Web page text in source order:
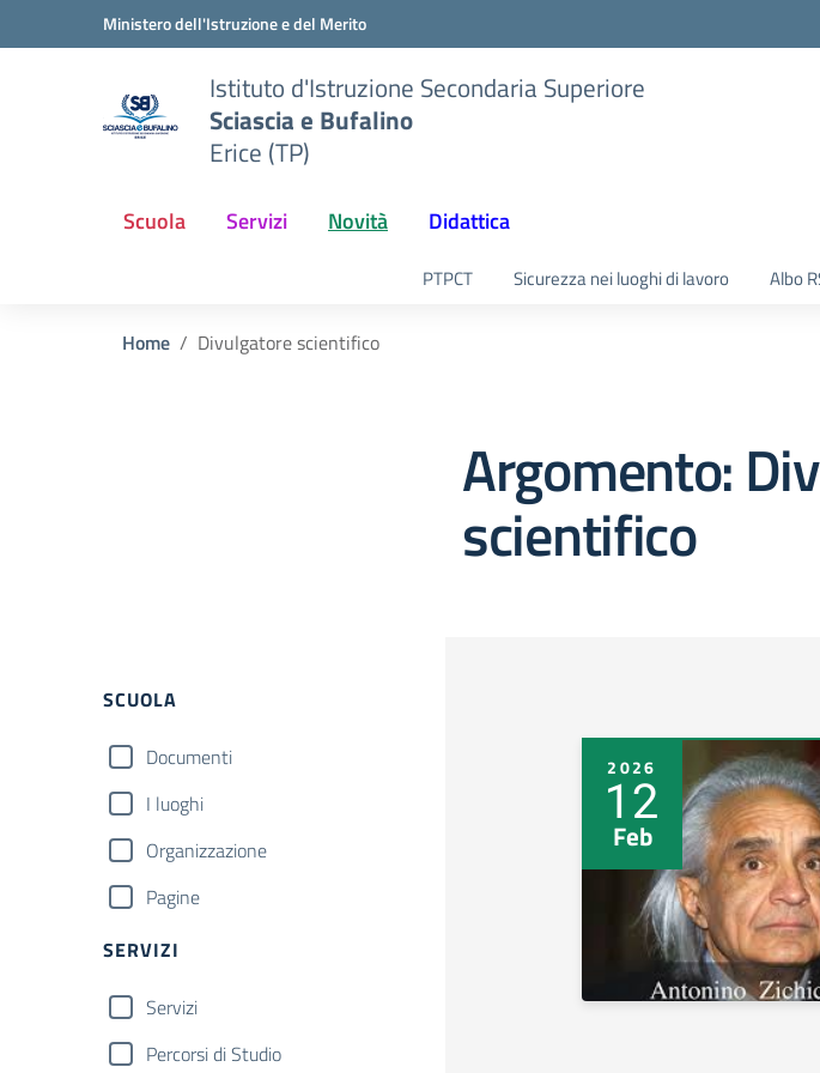
Vai ai contenuti
Vai al menu di navigazioneMinistero dell'Istruzione e del Merito
Istituto d'Istruzione Secondaria Superiore
Sciascia e Bufalino
Erice (TP)
Scuola Servizi Novità Didattica
PTPCT Sicurezza nei luoghi di lavoro Albo
Home Divulgatore scientifico
Argomento:
scientifico
Filtri
SCUOLA
Documenti
I luoghi
Organizzazione
Pagine
SERVIZI
Servizi
Percorsi di Studio
2026
12
Feb